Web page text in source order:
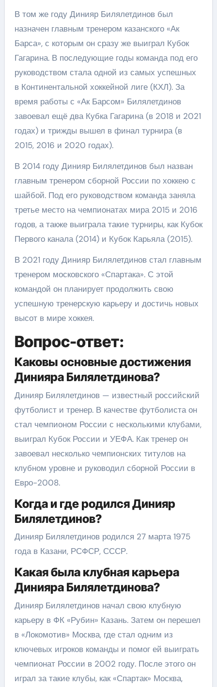
В том же году Динияр Билялетдинов был
назначен главным тренером казанского «Ак
Барса», с которым он сразу же выиграл Кубок
Гагарина. В последующие годы команда под его
руководством стала одной из самых успешных
в Континентальной хоккейной лиге (КХЛ). За
время работы с «Ак Барсом» Билялетдинов
завоевал ещё два Кубка Гагарина (в 2018 и 2021
годах) и трижды вышел в финал турнира (в
2015, 2016 и 2020 годах).
В 2014 году Динияр Билялетдинов был назван
главным тренером сборной России по хоккею с
шайбой. Под его руководством команда заняла
третье место на чемпионатах мира 2015 и 2016
годов, а также выиграла такие турниры, как Кубок
Первого канала (2014) и Кубок Карьяла (2015).
В 2021 году Динияр Билялетдинов стал главным
тренером московского «Спартака». С этой
командой он планирует продолжить свою
успешную тренерскую карьеру и достичь новых
высот в мире хоккея.
Вопрос-ответ:
Каковы основные достижения
Динияра Билялетдинова?
Динияр Билялетдинов — известный российский
футболист и тренер. В качестве футболиста он
стал чемпионом России с несколькими клубами,
выиграл Кубок России и УЕФА. Как тренер он
завоевал несколько чемпионских титулов на
клубном уровне и руководил сборной России в
Евро-2008.
Когда и где родился Динияр
Билялетдинов?
Динияр Билялетдинов родился 27 марта 1975
года в Казани, РСФСР, СССР.
Какая была клубная карьера
Динияра Билялетдинова?
Динияр Билялетдинов начал свою клубную
карьеру в ФК «Рубин» Казань. Затем он перешел
в «Локомотив» Москва, где стал одним из
ключевых игроков команды и помог ей выиграть
чемпионат России в 2002 году. После этого он
играл за такие клубы, как «Спартак» Москва,